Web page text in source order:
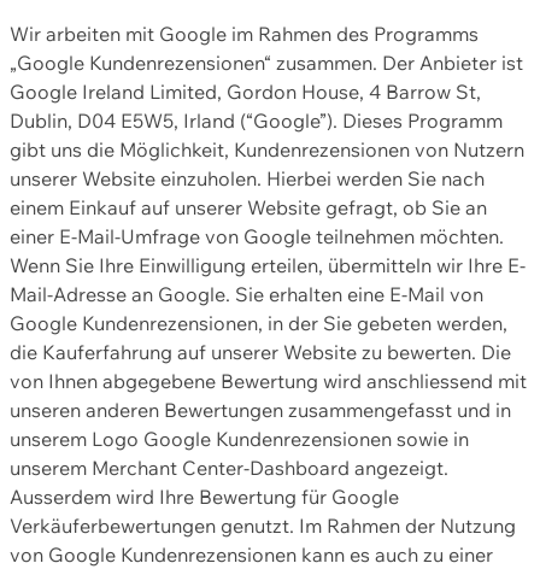
Wir arbeiten mit Google im Rahmen des Programms
„Google Kundenrezensionen“ zusammen. Der Anbieter ist
Google Ireland Limited, Gordon House, 4 Barrow St,
Dublin, D04 E5W5, Irland (“Google”). Dieses Programm
gibt uns die Möglichkeit, Kundenrezensionen von Nutzern
unserer Website einzuholen. Hierbei werden Sie nach
einem Einkauf auf unserer Website gefragt, ob Sie an
einer E-Mail-Umfrage von Google teilnehmen möchten.
Wenn Sie Ihre Einwilligung erteilen, übermitteln wir Ihre E-
Mail-Adresse an Google. Sie erhalten eine E-Mail von
Google Kundenrezensionen, in der Sie gebeten werden,
die Kauferfahrung auf unserer Website zu bewerten. Die
von Ihnen abgegebene Bewertung wird anschliessend mit
unseren anderen Bewertungen zusammengefasst und in
unserem Logo Google Kundenrezensionen sowie in
unserem Merchant Center-Dashboard angezeigt.
Ausserdem wird Ihre Bewertung für Google
Verkäuferbewertungen genutzt. Im Rahmen der Nutzung
von Google Kundenrezensionen kann es auch zu einer